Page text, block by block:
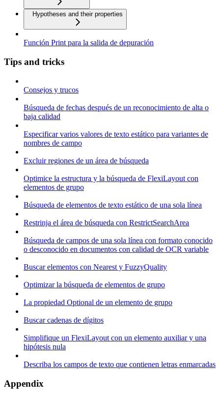
Hypotheses and their properties
Función Print para la salida de depuración
Tips and tricks
Consejos y trucos
Búsqueda de fechas después de un reconocimiento de alta o
baja calidad
Especificar varios valores de texto estático para variantes de
nombres de campo
Excluir regiones de un área de búsqueda
Optimice la estructura y la búsqueda de FlexiLayout con
elementos de grupo
Búsqueda de elementos de texto estático de una sola línea
Restrinja el área de búsqueda con RestrictSearchArea
Búsqueda de campos de una sola línea con formato conocido
o desconocido en documentos con calidad de OCR variable
Buscar elementos con Nearest y FuzzyQuality
Optimizar la búsqueda de elementos de grupo
La propiedad Optional de un elemento de grupo
Buscar cadenas de dígitos
Simplifique un FlexiLayout con un elemento auxiliar y una
hipótesis nula
Describa los campos de texto que contienen letras enmarcadas
Appendix